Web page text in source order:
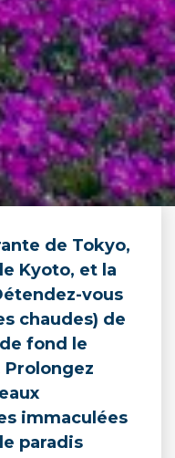
de Tokyo,
Kyoto, et la
vous
chaudes) de
fond le
immaculées
paradis